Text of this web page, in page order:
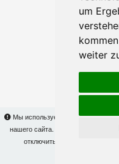
um
weiter
Мы используем cookies для того,
нашего сайта. На
отключить использование